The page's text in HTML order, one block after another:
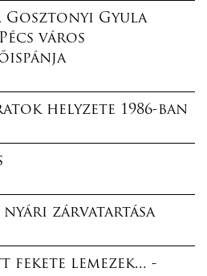
Gosztonyi Gyula
város
helyzete 1986-ban
zárvatartása
fekete lemezek... -